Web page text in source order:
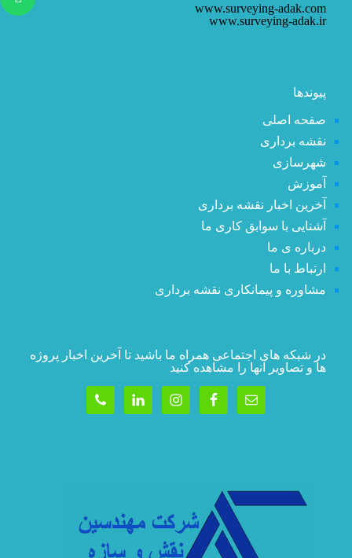
www.surveying-adak.com
www.surveying-adak.ir
پیوندها
صفحه اصلی
نقشه برداری
شهرسازی
آموزش
آخرین اخبار نقشه برداری
آشنایی با سوابق کاری ما
درباره ی ما
ارتباط با ما
مشاوره و پیمانکاری نقشه برداری
در شبکه های اجتماعی همراه ما باشید تا آخرین اخبار پروژه
ها و تصاویر آنها را مشاهده کنید